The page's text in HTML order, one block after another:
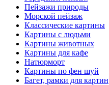
Пейзажи природы
Морской пейзаж
Классические картины
Картины с людьми
Картины животных
Картины для кафе
Натюрморт
Картины по фен шуй
Багет, рамки для картин